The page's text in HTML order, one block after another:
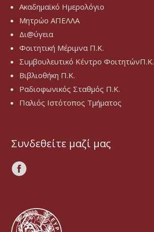
Ακαδημαϊκό Ημερολόγιο
Μητρώο ΑΠΕΛΛΑ
Δι@ύγεια
Φοιτητική Μέριμνα Π.Κ.
Συμβουλευτικό Κέντρο ΦοιτητώνΠ.Κ.
Βιβλιοθήκη Π.Κ.
Ραδιοφωνικός Σταθμός Π.Κ.
Παλιός Ιστότοπος Τμήματος
Συνδεθείτε μαζί μας